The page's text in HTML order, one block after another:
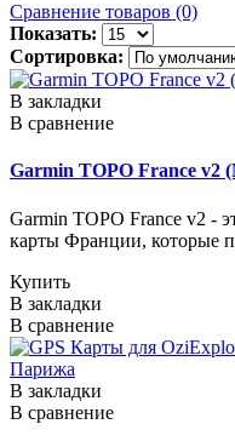
Сравнение товаров (0)
Показать:
Сортировка:
В закладки
В сравнение
Garmin TOPO France v2
Garmin TOPO France v2 -
карты Франции, которые
Купить
В закладки
В сравнение
В закладки
В сравнение